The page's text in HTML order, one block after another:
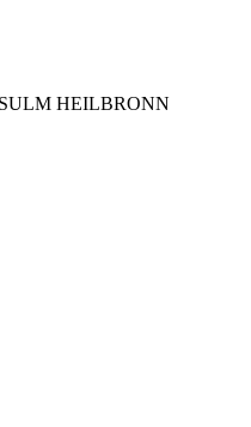
HEILBRONN